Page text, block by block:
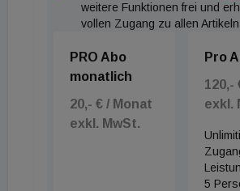
weitere Funktionen frei und
vollen Zugang zu allen
PRO Abo
monatlich
20,- € / Monat
exkl. MwSt.
Pro
120,-
exkl.
5